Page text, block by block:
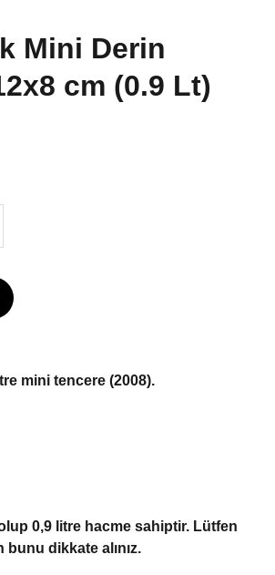
Mini Derin
cm (0.9 Lt)
mini tencere (2008).
0,9 litre hacme sahiptir. Lütfen
dikkate alınız.